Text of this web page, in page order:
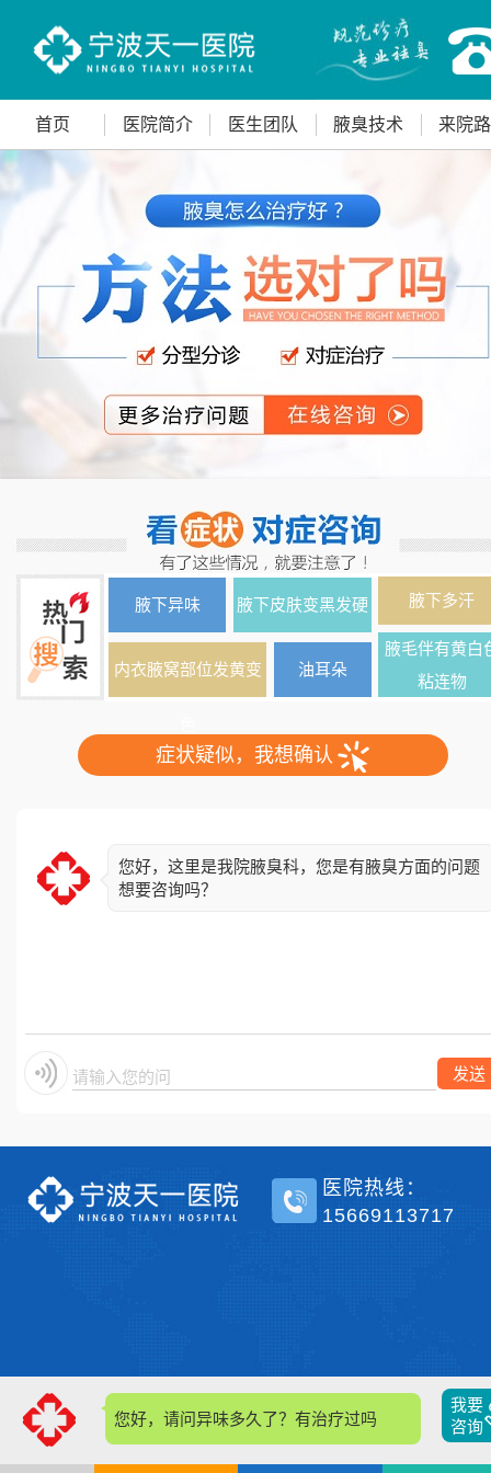
首页 医院简介 医生团队 腋臭技术 来院
腋下异味 腋下皮肤变黑发硬 腋下多汗
内衣腋窝部位发黄变 油耳朵
腋毛伴有黄白
粘连物
症状疑似，我想确认
您好，这里是我院腋臭科，您是有腋臭方面的问题
想要咨询吗？
请输入您的问题 发送
您好，请问异味多久了？有治疗过吗？
我要
咨询
医院热线：
15669113717